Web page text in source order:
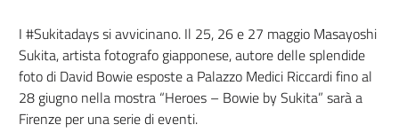
I #Sukitadays si avvicinano. Il 25, 26 e 27 maggio Masayoshi
Sukita, artista fotografo giapponese, autore delle splendide
foto di David Bowie esposte a Palazzo Medici Riccardi fino al
28 giugno nella mostra “Heroes – Bowie by Sukita” sarà a
Firenze per una serie di eventi.